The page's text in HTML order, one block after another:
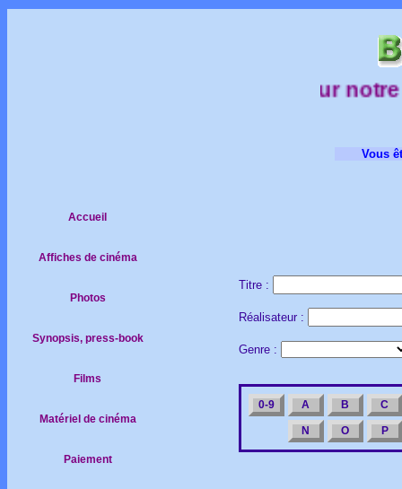
sur notre
Vous
Accueil
Affiches de cinéma
Photos
Synopsis, press-book
Films
Matériel de cinéma
Paiement
Titre :
Réalisateur :
Genre :
0-9 A B C
N O P